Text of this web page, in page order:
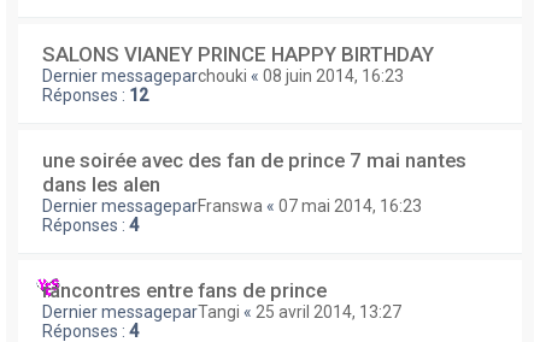
SALONS VIANEY PRINCE HAPPY BIRTHDAY
Dernier messageparchouki « 08 juin 2014, 16:23
Réponses : 12
une soirée avec des fan de prince 7 mai nantes
dans les alen
Dernier messageparFranswa « 07 mai 2014, 16:23
Réponses : 4
rancontres entre fans de prince
Dernier messageparTangi « 25 avril 2014, 13:27
Réponses : 4